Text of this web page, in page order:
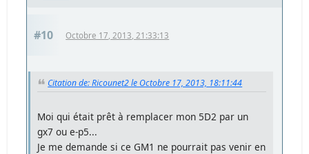
#10 Octobre 17, 2013, 21:33:13
Citation de: Ricounet2 le Octobre 17, 2013, 18:11:44
Moi qui était prêt à remplacer mon 5D2 par un
gx7 ou e-p5...
Je me demande si ce GM1 ne pourrait pas venir en